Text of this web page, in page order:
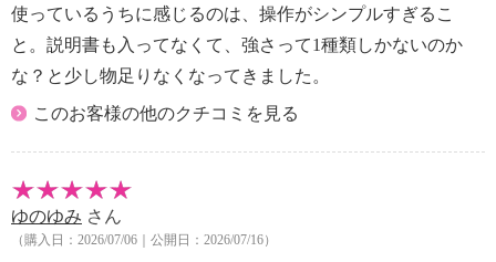
離れなど、急性［とう（疼）痛性］疾患の人
・体温３８℃以上（有熱期）の人
（例：急性炎症症状［けん（倦）怠感、悪寒、血圧変
・その他、医療機関で治療中の人
・けんしょう（腱鞘）炎の人
止し、医師に相談する。
・使用しても効果が現れない場合は医師または専門家
使っているうちに感じるのは、操作がシンプルすぎるこ
と。説明書も入ってなくて、強さって1種類しかないのか
な？と少し物足りなくなってきました。
このお客様の他のクチコミを見る
ゆのゆみ さん
（購入日：2026/07/06｜公開日：2026/07/16）